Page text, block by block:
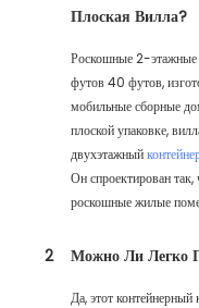
Плоская Вилла?
Роскошные 2-
футов 40 футов,
мобильные сборные
плоской упаковке,
двухэтажный
Он спроектирован
роскошные жилые
2 Можно Ли Легко
Да, этот